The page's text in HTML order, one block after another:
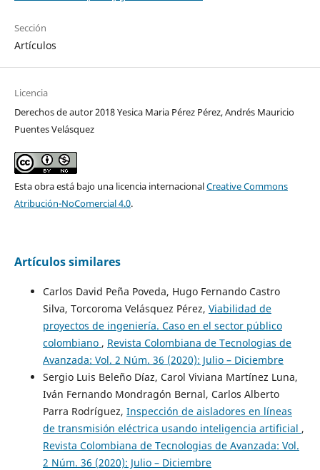
Sección
Artículos
Licencia
Derechos de autor 2018 Yesica Maria Pérez Pérez, Andrés Mauricio
Puentes Velásquez
Esta obra está bajo una licencia internacionalCreative Commons
Atribución-NoComercial 4.0.
Artículos similares
Carlos David Peña Poveda, Hugo Fernando Castro
Silva, Torcoroma Velásquez Pérez, Viabilidad de
proyectos de ingeniería. Caso en el sector público
colombiano , Revista Colombiana de Tecnologias de
Avanzada: Vol. 2 Núm. 36 (2020): Julio – Diciembre
Sergio Luis Beleño Díaz, Carol Viviana Martínez Luna,
Iván Fernando Mondragón Bernal, Carlos Alberto
Parra Rodríguez, Inspección de aisladores en líneas
de transmisión eléctrica usando inteligencia artificial ,
Revista Colombiana de Tecnologias de Avanzada: Vol.
2 Núm. 36 (2020): Julio – Diciembre